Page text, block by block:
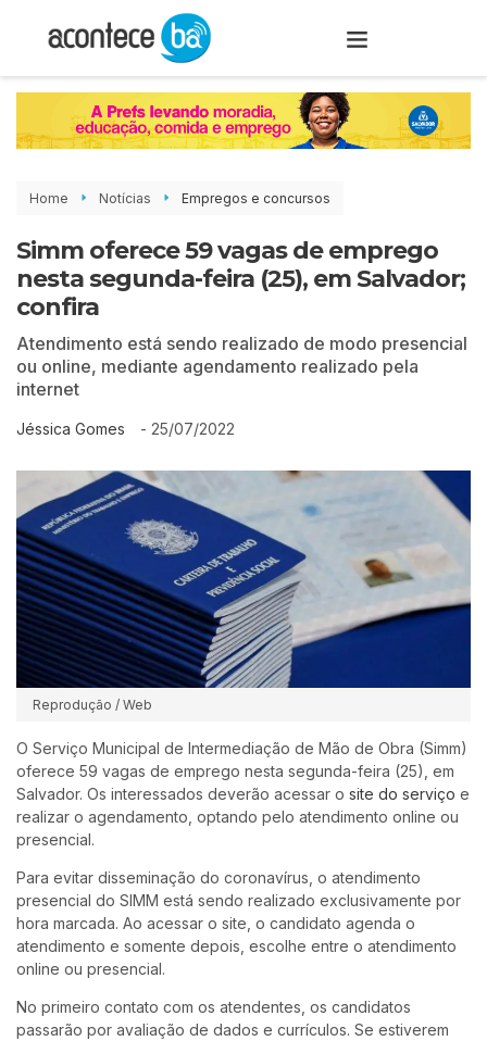
Home Notícias Empregos e concursos
Simm oferece 59 vagas de emprego
nesta segunda-feira (25), em Salvador;
confira
Atendimento está sendo realizado de modo presencial
ou online, mediante agendamento realizado pela
internet
Jéssica Gomes - 25/07/2022
Reprodução / Web
O Serviço Municipal de Intermediação de Mão de Obra (Simm)
oferece 59 vagas de emprego nesta segunda-feira (25), em
Salvador. Os interessados deverão acessar o site do serviço e
realizar o agendamento, optando pelo atendimento online ou
presencial.
Para evitar disseminação do coronavírus, o atendimento
presencial do SIMM está sendo realizado exclusivamente por
hora marcada. Ao acessar o site, o candidato agenda o
atendimento e somente depois, escolhe entre o atendimento
online ou presencial.
No primeiro contato com os atendentes, os candidatos
passarão por avaliação de dados e currículos. Se estiverem